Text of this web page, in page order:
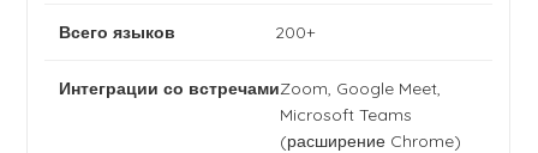
200+
Zoom, Google Meet,
Microsoft Teams
(расширение Chrome)